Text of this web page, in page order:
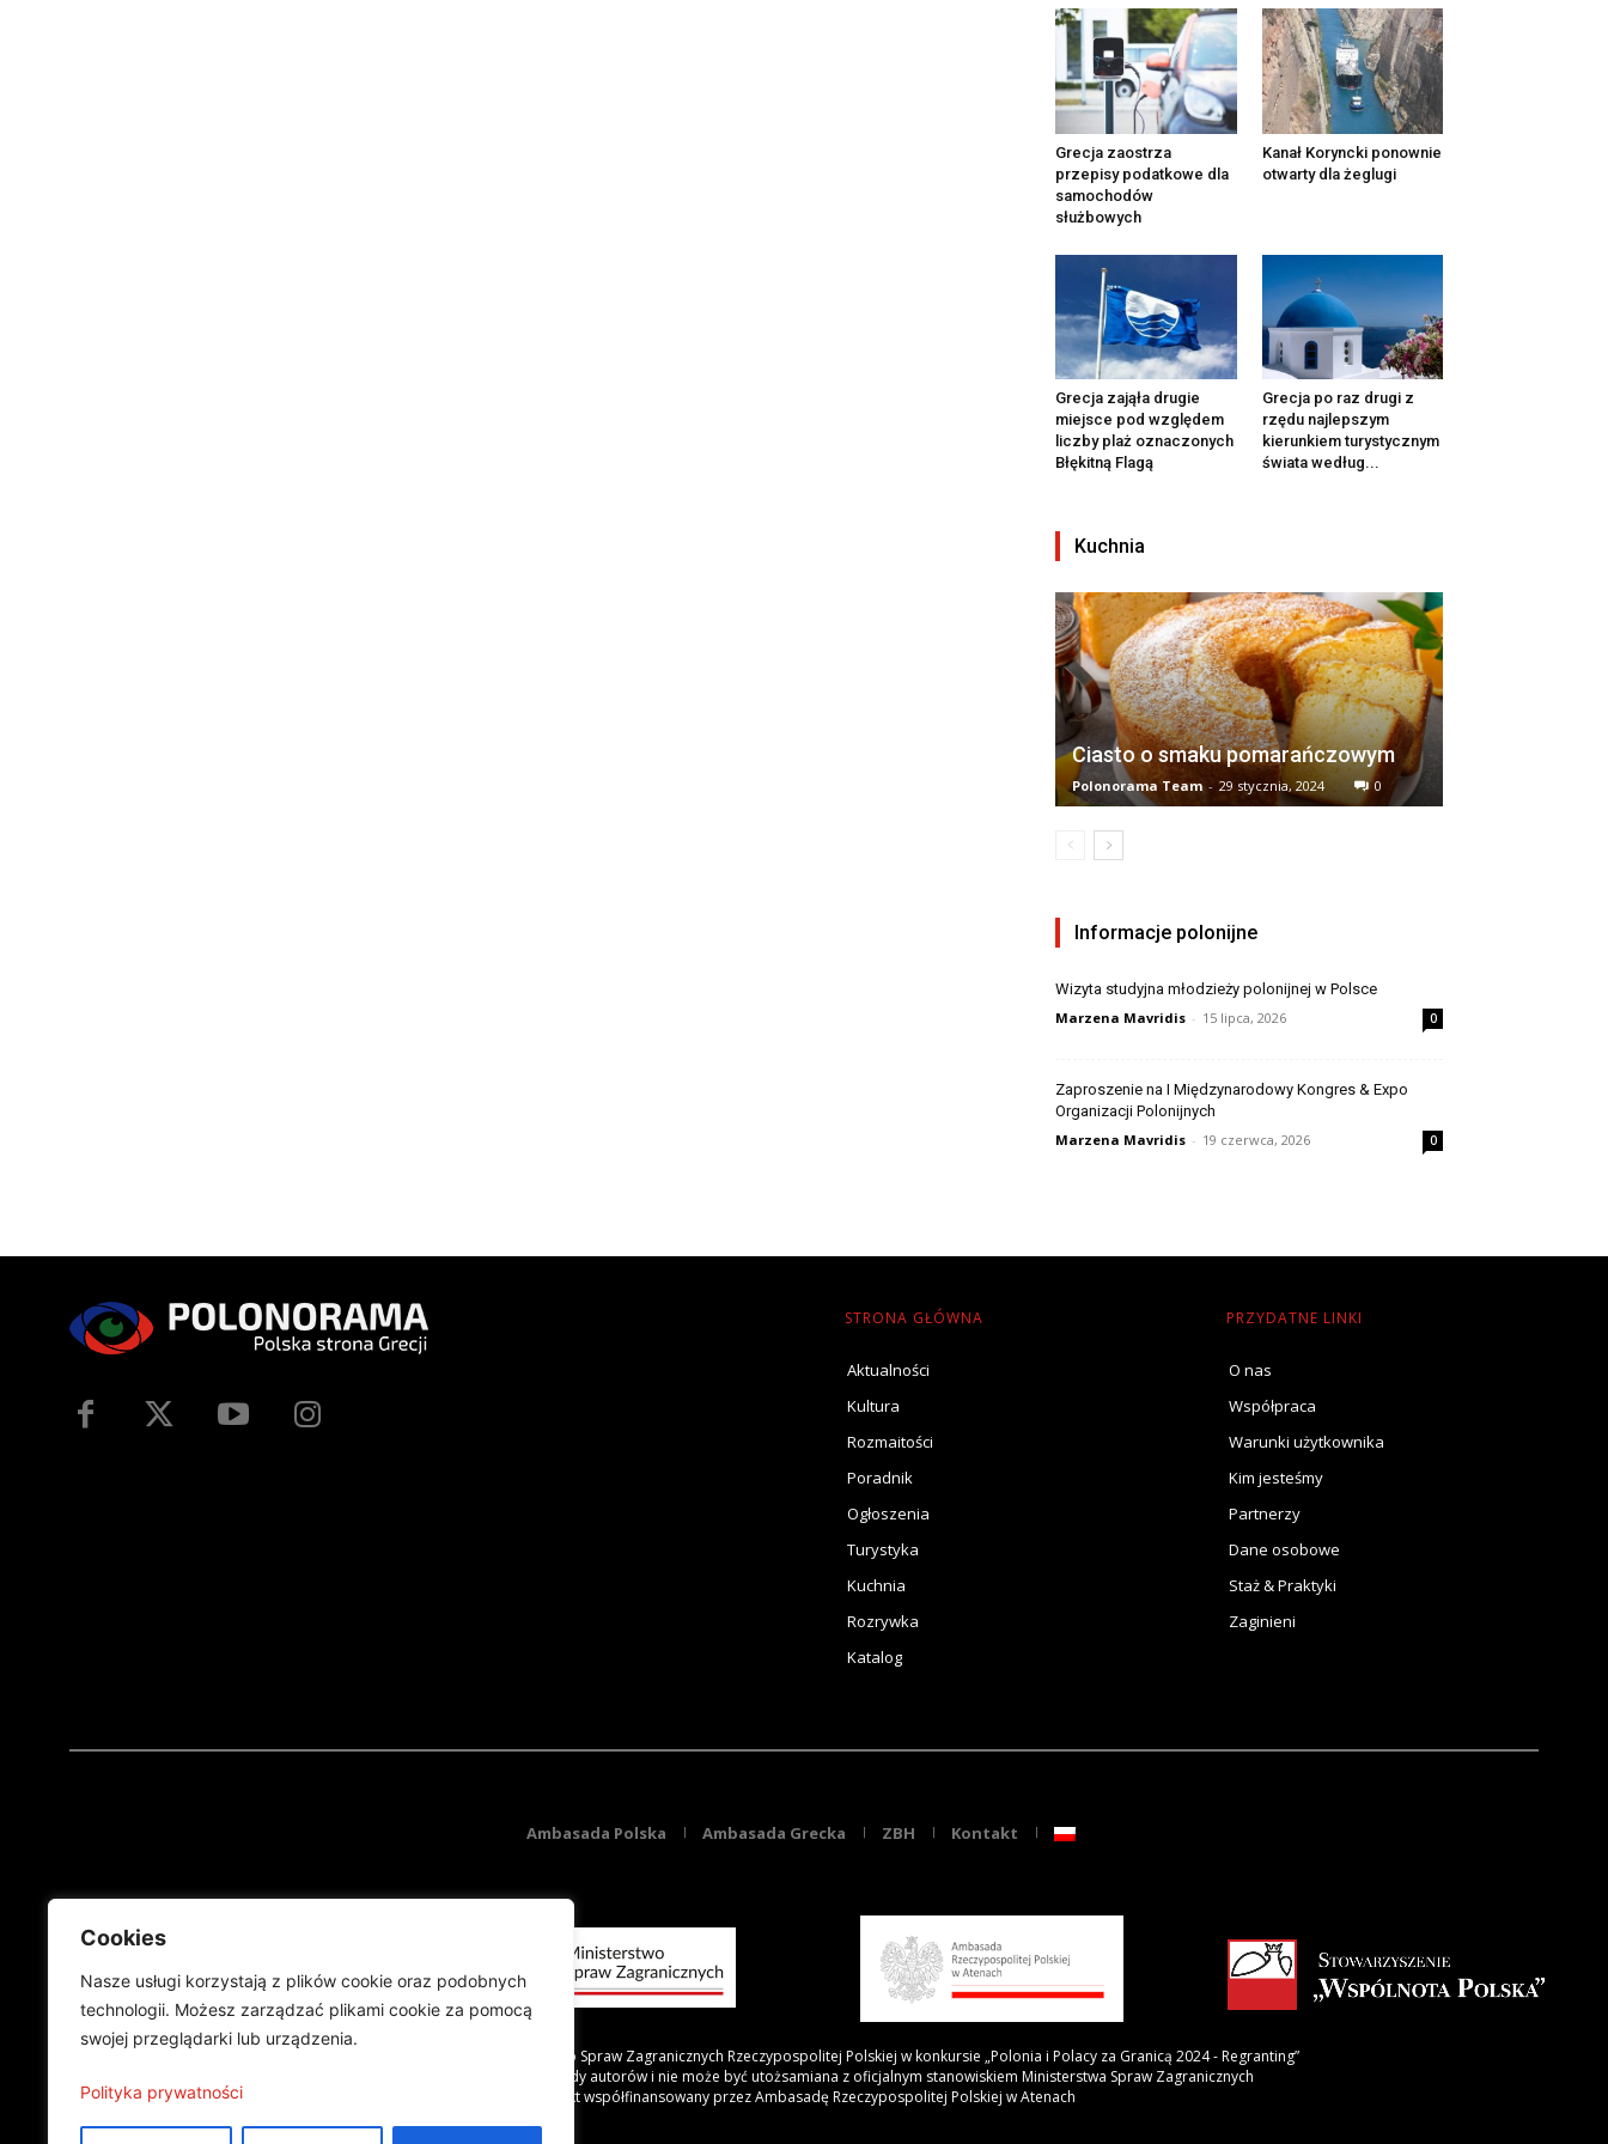
Cookies
Nasze usługi korzystają z plików cookie oraz podobnych
technologii. Możesz zarządzać plikami cookie za pomocą
swojej przeglądarki lub urządzenia.
Polityka prywatności
Grecja zaostrza
przepisy podatkowe dla
samochodów
służbowych
Kanał Koryncki ponownie
otwarty dla żeglugi
Grecja zająła drugie
miejsce pod względem
liczby plaż oznaczonych
Błękitną Flagą
Grecja po raz drugi z
rzędu najlepszym
kierunkiem turystycznym
świata według...
Kuchnia
Ciasto o smaku pomarańczowym
Polonorama Team - 29 stycznia, 2024 0
Informacje polonijne
Wizyta studyjna młodzieży polonijnej w Polsce
Marzena Mavridis - 15 lipca, 2026 0
Zaproszenie na I Międzynarodowy Kongres & Expo
Organizacji Polonijnych
Marzena Mavridis - 19 czerwca, 2026 0
STRONA GŁÓWNA
Aktualności
Kultura
Rozmaitości
Poradnik
Ogłoszenia
Turystyka
Kuchnia
Rozrywka
Katalog
PRZYDATNE LINKI
O nas
Współpraca
Warunki użytkownika
Kim jesteśmy
Partnerzy
Dane osobowe
Staż & Praktyki
Zaginieni
Ambasada Polska Ambasada Grecka ZBH Kontakt
Projekt finansowany przez Ministerstwo Spraw Zagranicznych Rzeczypospolitej Polskiej w konkursie „Polonia i Polacy za Granicą 2024 - Regranting”
Publikacja wyraża jedynie poglądy autorów i nie może być utożsamiana z oficjalnym stanowiskiem Ministerstwa Spraw Zagranicznych
Projekt współfinansowany przez Ambasadę Rzeczypospolitej Polskiej w Atenach